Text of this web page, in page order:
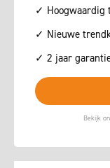
✓ Hoogwaardig
✓ Nieuwe
✓ 2 jaar